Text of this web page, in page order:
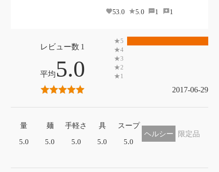
53.0 5.0 1 1
1
5.0
2017-06-29
量
5.0
麺
5.0
手軽さ
5.0
具
5.0
スープ
5.0
ヘルシー 限定品